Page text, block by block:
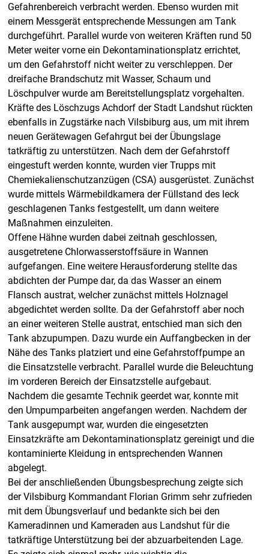
Gefahrenbereich verbracht werden. Ebenso wurden mit
einem Messgerät entsprechende Messungen am Tank
durchgeführt. Parallel wurde von weiteren Kräften rund 50
Meter weiter vorne ein Dekontaminationsplatz errichtet,
um den Gefahrstoff nicht weiter zu verschleppen. Der
dreifache Brandschutz mit Wasser, Schaum und
Löschpulver wurde am Bereitstellungsplatz vorgehalten.
Kräfte des Löschzugs Achdorf der Stadt Landshut rückten
ebenfalls in Zugstärke nach Vilsbiburg aus, um mit ihrem
neuen Gerätewagen Gefahrgut bei der Übungslage
tatkräftig zu unterstützen. Nach dem der Gefahrstoff
eingestuft werden konnte, wurden vier Trupps mit
Chemiekalienschutzanzügen (CSA) ausgerüstet. Zunächst
wurde mittels Wärmebildkamera der Füllstand des leck
geschlagenen Tanks festgestellt, um dann weitere
Maßnahmen einzuleiten.
Offene Hähne wurden dabei zeitnah geschlossen,
ausgetretene Chlorwasserstoffsäure in Wannen
aufgefangen. Eine weitere Herausforderung stellte das
abdichten der Pumpe dar, da das Wasser an einem
Flansch austrat, welcher zunächst mittels Holznagel
abgedichtet werden sollte. Da der Gefahrstoff aber noch
an einer weiteren Stelle austrat, entschied man sich den
Tank abzupumpen. Dazu wurde ein Auffangbecken in der
Nähe des Tanks platziert und eine Gefahrstoffpumpe an
die Einsatzstelle verbracht. Parallel wurde die Beleuchtung
im vorderen Bereich der Einsatzstelle aufgebaut.
Nachdem die gesamte Technik geerdet war, konnte mit
den Umpumparbeiten angefangen werden. Nachdem der
Tank ausgepumpt war, wurden die eingesetzten
Einsatzkräfte am Dekontaminationsplatz gereinigt und die
kontaminierte Kleidung in entsprechenden Wannen
abgelegt.
Bei der anschließenden Übungsbesprechung zeigte sich
der Vilsbiburg Kommandant Florian Grimm sehr zufrieden
mit dem Übungsverlauf und bedankte sich bei den
Kameradinnen und Kameraden aus Landshut für die
tatkräftige Unterstützung bei der abzuarbeitenden Lage.